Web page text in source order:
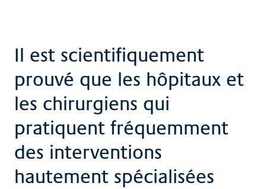
Il est scientifiquement
prouvé que les hôpitaux et
les chirurgiens qui
pratiquent fréquemment
des interventions
hautement spécialisées